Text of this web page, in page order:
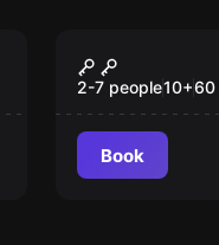
2-7 people10+60
Book